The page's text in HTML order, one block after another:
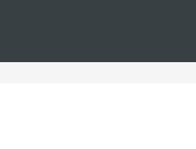
Hoteles,